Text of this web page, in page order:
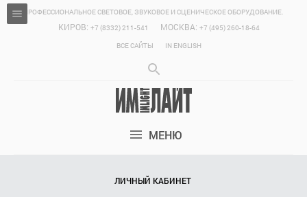
ПРОФЕССИОНАЛЬНОЕ СВЕТОВОЕ, ЗВУКОВОЕ И СЦЕНИЧЕСКОЕ ОБОРУДОВАНИЕ.
КИРОВ: +7 (8332) 211-541 МОСКВА: +7 (495) 260-18-64
ВСЕ САЙТЫ
IN ENGLISH
МЕНЮ
ЛИЧНЫЙ КАБИНЕТ